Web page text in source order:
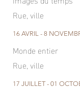
Rue, ville
16 AVRIL - 8
Monde
Rue, ville
17 JUILLET - 01